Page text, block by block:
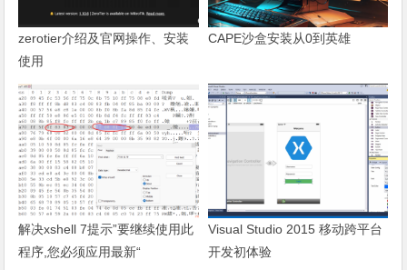
zerotier介绍及官网操作、安装
使用
CAPE沙盒安装从0到英雄
解决xshell 7提示”要继续使用此
程序,您必须应用最新“
Visual Studio 2015 移动跨平台
开发初体验